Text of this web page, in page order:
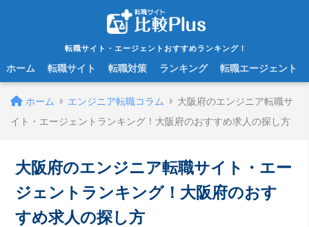
転職サイト・エージェントおすすめランキング！
ホーム 転職サイト 転職対策 ランキング 転職エージェント
ホーム エンジニア転職コラム
大阪府のエンジニア転職サ
イト・エージェントランキング！大阪府のおすすめ求人の探し方
大阪府のエンジニア転職サイト・エー
ジェントランキング！大阪府のおす
すめ求人の探し方